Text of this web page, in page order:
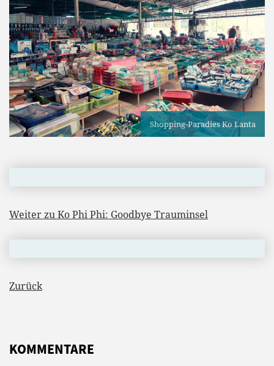
Shopping-Paradies Ko Lanta
Weiter zu Ko Phi Phi: Goodbye Trauminsel
Zurück
KOMMENTARE